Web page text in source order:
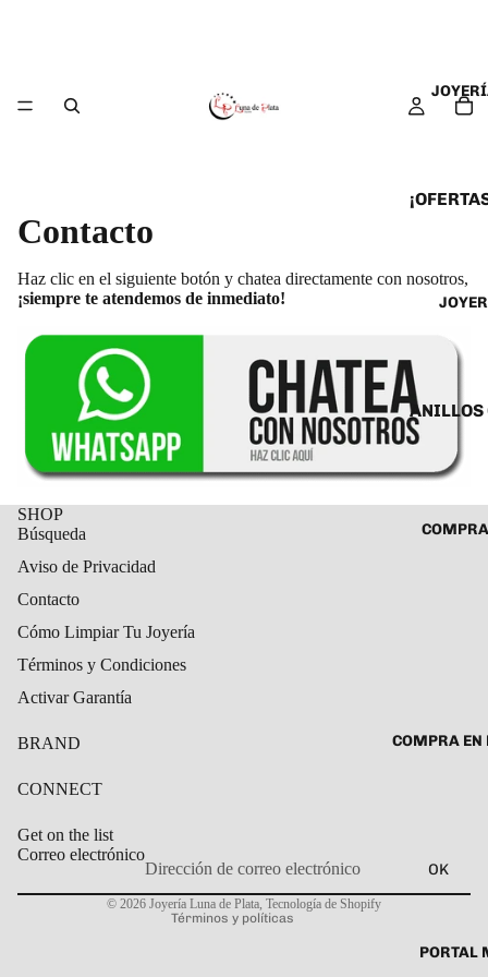
ARETES
DIJES Y
SET DE
ANILLOS
ARETES
COMPRA EN
PORTAL
Contacto
Haz clic en el siguiente botón y chatea directamente con nosotros,
¡siempre te atendemos de inmediato!
SHOP
Búsqueda
Aviso de Privacidad
Contacto
Cómo Limpiar Tu Joyería
Términos y Condiciones
Activar Garantía
BRAND
CONNECT
Get on the list
Correo electrónico
OK
© 2026 Joyería Luna de Plata Tecnología de Shopify
Términos y políticas
Política de privacidad